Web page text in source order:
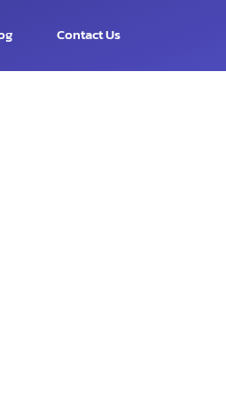
Contact Us